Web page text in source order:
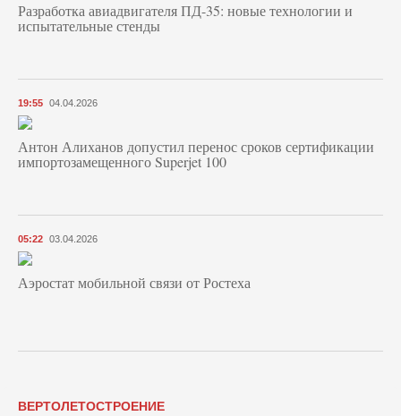
Разработка авиадвигателя ПД-35: новые технологии и
испытательные стенды
19:55 04.04.2026
Антон Алиханов допустил перенос сроков сертификации
импортозамещенного Superjet 100
05:22 03.04.2026
Аэростат мобильной связи от Ростеха
ВЕРТОЛЕТОСТРОЕНИЕ